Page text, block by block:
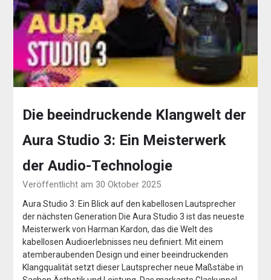
Die beeindruckende Klangwelt der
Aura Studio 3: Ein Meisterwerk
der Audio-Technologie
Veröffentlicht am 30 Oktober 2025
Aura Studio 3: Ein Blick auf den kabellosen Lautsprecher
der nächsten Generation Die Aura Studio 3 ist das neueste
Meisterwerk von Harman Kardon, das die Welt des
kabellosen Audioerlebnisses neu definiert. Mit einem
atemberaubenden Design und einer beeindruckenden
Klangqualität setzt dieser Lautsprecher neue Maßstäbe in